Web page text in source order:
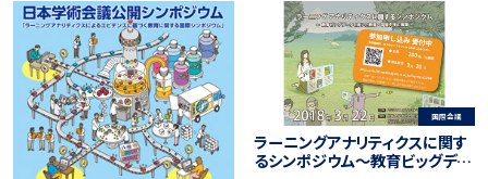
国際会議
ラーニングアナリティクスに関す
るシンポジウム～教育ビッグデー